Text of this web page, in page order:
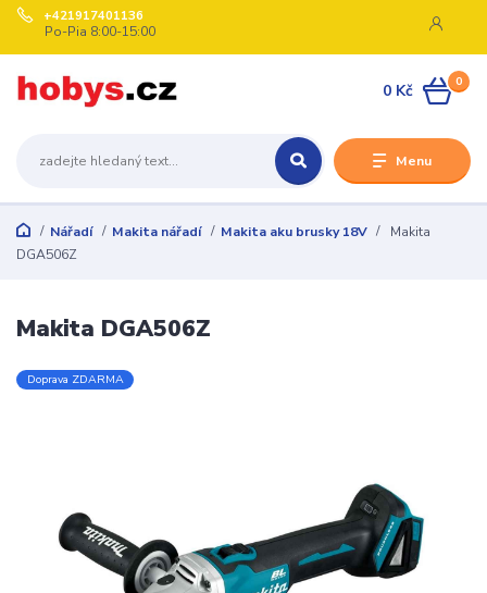
Menu
+421917401136
Po-Pia 8:00-15:00
0
0 Kč
Nářadí Makita nářadí Makita aku brusky 18V
Makita
DGA506Z
Makita DGA506Z
Doprava ZDARMA